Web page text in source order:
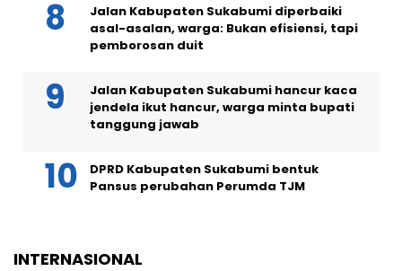
Jalan Kabupaten Sukabumi diperbaiki
asal-asalan, warga: Bukan efisiensi, tapi
pemborosan duit
Jalan Kabupaten Sukabumi hancur kaca
jendela ikut hancur, warga minta bupati
tanggung jawab
DPRD Kabupaten Sukabumi bentuk
Pansus perubahan Perumda TJM
INTERNASIONAL